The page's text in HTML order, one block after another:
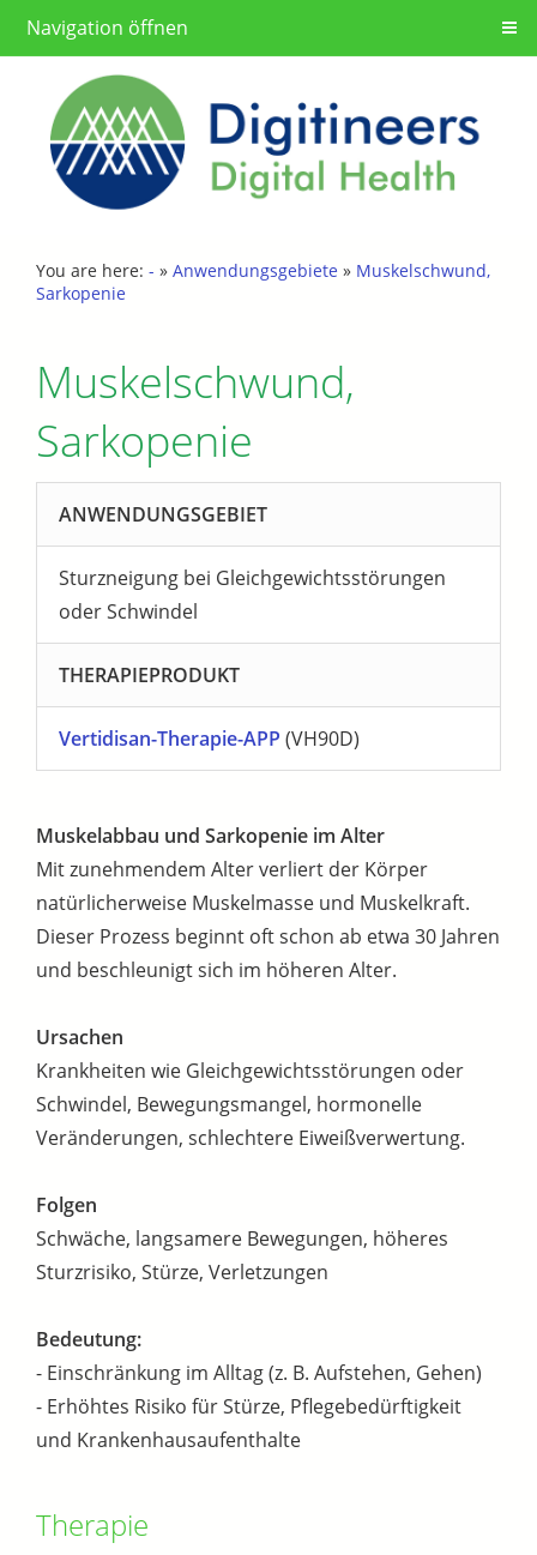
Navigation öffnen
You are here: - » Anwendungsgebiete » Muskelschwund,
Sarkopenie
Muskelschwund,
Sarkopenie
ANWENDUNGSGEBIET
Sturzneigung bei Gleichgewichtsstörungen
oder Schwindel
THERAPIEPRODUKT
Vertidisan-Therapie-APP (VH90D)
Muskelabbau und Sarkopenie im Alter
Mit zunehmendem Alter verliert der Körper
natürlicherweise Muskelmasse und Muskelkraft.
Dieser Prozess beginnt oft schon ab etwa 30 Jahren
und beschleunigt sich im höheren Alter.
Ursachen
Krankheiten wie Gleichgewichtsstörungen oder
Schwindel, Bewegungsmangel, hormonelle
Veränderungen, schlechtere Eiweißverwertung.
Folgen
Schwäche, langsamere Bewegungen, höheres
Sturzrisiko, Stürze, Verletzungen
Bedeutung:
- Einschränkung im Alltag (z. B. Aufstehen, Gehen)
- Erhöhtes Risiko für Stürze, Pflegebedürftigkeit
und Krankenhausaufenthalte
Therapie